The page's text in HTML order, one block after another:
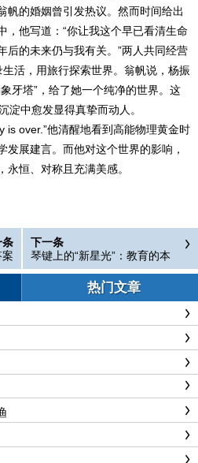
的婚姻曾引发热议。然而时间给出
，他写道：“你让我这个早已看清生命
后的未来仍与我有关。”两人共同经营
活，用旅行探索世界。翁帆说，杨振
牙塔”，给了她一个纯净的世界。这
淀中愈发显得真挚而动人。
over.”他清醒地看到高能物理黄金时
发展建言。而他对这个世界的影响，
恒、对称且充满美感。
条
下一条
琴键上的“新星光”：教育的本
真回归
热门文章